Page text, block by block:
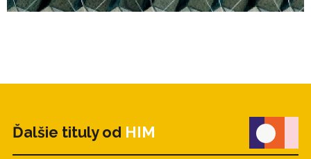
Ďalšie tituly od HIM